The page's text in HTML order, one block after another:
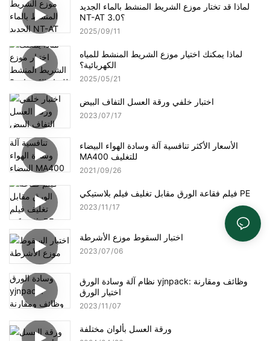
لماذا قد تختار موزع الشريط المنشط بالماء الجديد
NT-AT 3.0؟
2025 09 11
لماذا يمكنك اختيار موزع الشريط المنشط للمياه
الكهربائية؟
2025 05 21
اختبار خلفي ورقة العسل التفاف البيض
2023 07 17
الأسعار الأكثر تنافسية آلة وسادة الهواء البيضاء
MA400 للتغليف
2021 09 26
فيلم فقاعة الورق مقابل تغليف فيلم بلاستيكي PE
2023 11 17
اختبار السقوط موزع الأشرطة
2023 07 06
نظام آلة وسادة الورق yjnpack: وظائف ومقارنة
اختيار الورق
2023 11 07
ورقة العسل بألوان مختلفة